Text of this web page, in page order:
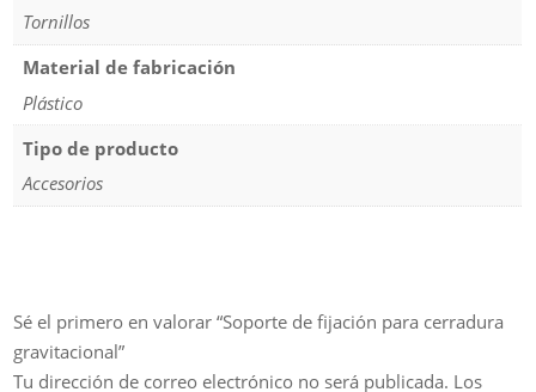
Tornillos
Material de fabricación
Plástico
Tipo de producto
Accesorios
Sé el primero en valorar “Soporte de fijación para cerradura
gravitacional”
Tu dirección de correo electrónico no será publicada. Los